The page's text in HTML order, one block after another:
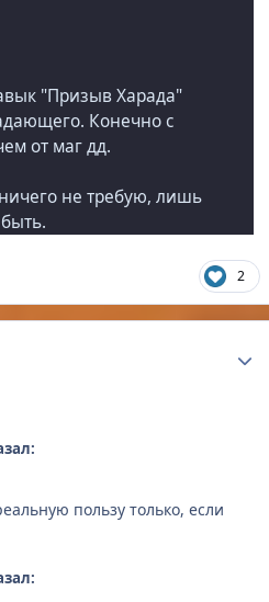
"Призыв Харада"
Конечно с
от маг дд.
не требую, лишь
2
пользу только, если